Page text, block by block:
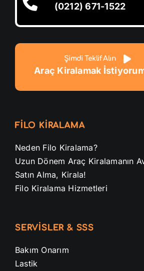
(0212) 671-1522
Şimdi Teklif Alın
Araç Kiralamak
FİLO KİRALAMA
Neden Filo Kiralama?
Uzun Dönem Araç Kiralamanın
Satın Alma, Kirala!
Filo Kiralama Hizmetleri
SERVİSLER & SSS
Bakım Onarım
Lastik